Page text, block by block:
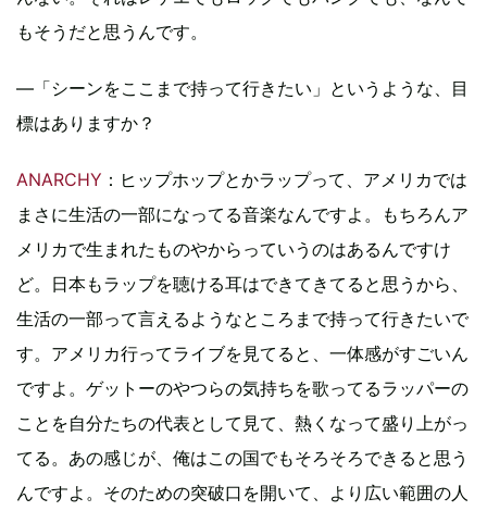
もそうだと思うんです。
―「シーンをここまで持って行きたい」というような、目
標はありますか？
ANARCHY ：ヒップホップとかラップって、アメリカでは
まさに生活の一部になってる音楽なんですよ。もちろんア
メリカで生まれたものやからっていうのはあるんですけ
ど。日本もラップを聴ける耳はできてきてると思うから、
生活の一部って言えるようなところまで持って行きたいで
す。アメリカ行ってライブを見てると、一体感がすごいん
ですよ。ゲットーのやつらの気持ちを歌ってるラッパーの
ことを自分たちの代表として見て、熱くなって盛り上がっ
てる。あの感じが、俺はこの国でもそろそろできると思う
んですよ。そのための突破口を開いて、より広い範囲の人